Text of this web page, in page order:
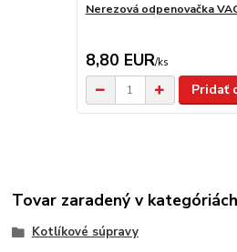
Nerezová odpenovačka
8,80 EUR/ks
Pridať
Tovar zaradený v kategóriách
Kotlíkové súpravy